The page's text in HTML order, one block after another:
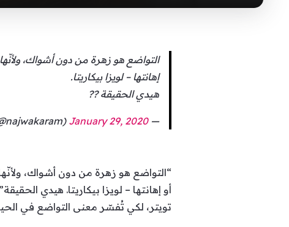
التواضع هو زهرة من دون أشواك،
إهانتها – لويزا بيكاريتا.
هيدي الحقيقة ??
— Najwa Karam (@najwakaram)
January 29, 2020
“التواضع هو زهرة من دون أشواك،
أو إهانتها – لويزا بيكاريتا. هيدي
تويتر، لكي تُفسّر معنى التواضع في